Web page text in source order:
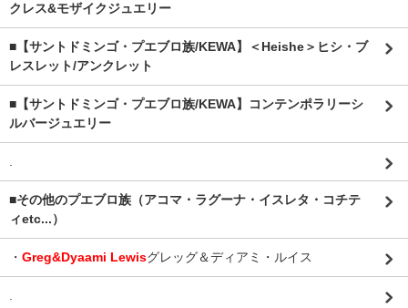
クレス&モザイクジュエリー
■【サントドミンゴ・プエブロ族/KEWA】＜Heishe＞ヒシ・ブ
レスレット/アンクレット
■【サントドミンゴ・プエブロ族/KEWA】コンテンポラリーシ
ルバージュエリー
■その他のプエブロ族（アコマ・ラグーナ・イスレタ・コチテ
ィetc...）
・ Greg&Dyaami Lewisグレッグ＆ディアミ・ルイス